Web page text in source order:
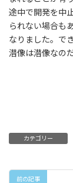
途中で開発を中
られない場合も
なりました。で
潜像は潜像なの
カテゴリー
前の記事